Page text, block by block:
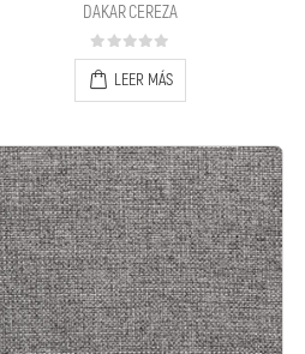
DAKAR CEREZA
0out of 5
LEER MÁS